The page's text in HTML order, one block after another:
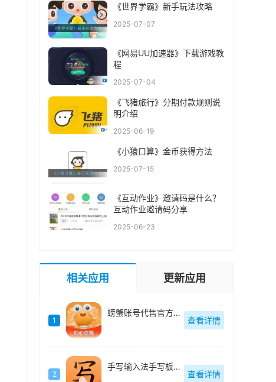
《世界学霸》新手玩法攻略
2025-07-07
《网易UU加速器》下载游戏教
程
2025-07-04
《飞猪旅行》分期付款规则说
明介绍
2025-06-19
《小猿口算》金币获得方法
2025-07-15
《互动作业》邀请码是什么？
互动作业邀请码分享
2025-06-23
相关应用 更新应用
1
螃蟹账号代售官方最新版
查看详情
2
手写输入法手写板最新版
查看详情